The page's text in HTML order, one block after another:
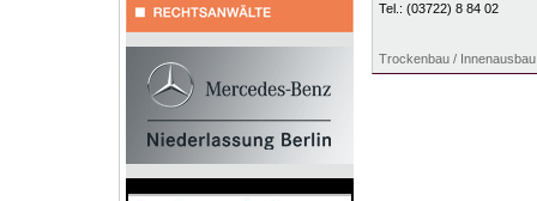
Tel.: (03722) 8 84 02
Trockenbau / Innenausbau